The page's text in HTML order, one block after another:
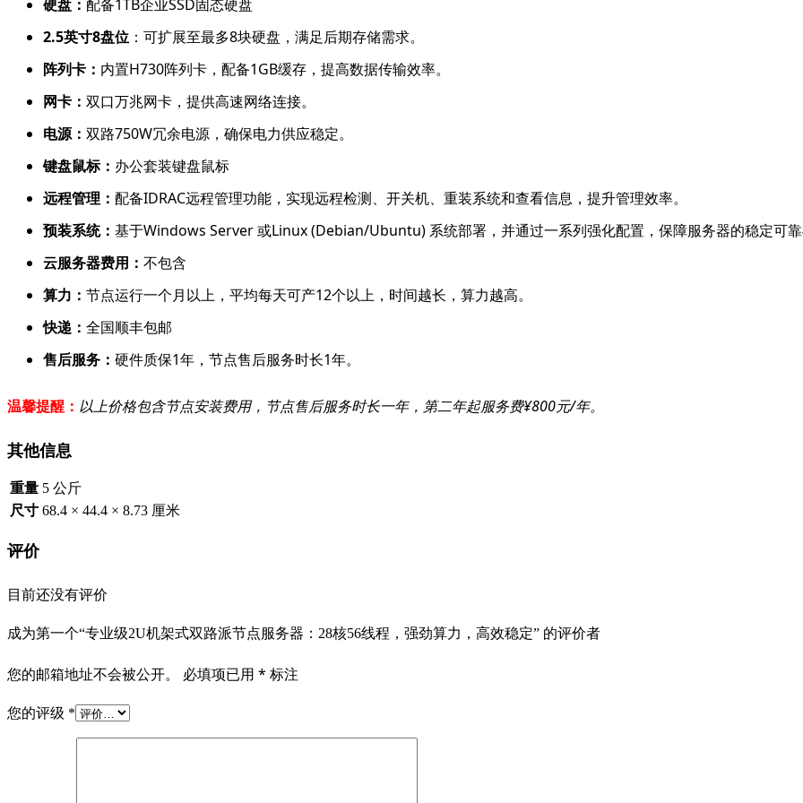
硬盘： 配备1TB企业SSD固态硬盘
2.5英寸8盘位 ：可扩展至最多8块硬盘，满足后期存储需求。
阵列卡： 内置H730阵列卡，配备1GB缓存，提高数据传输效率。
网卡： 双口万兆网卡，提供高速网络连接。
电源： 双路750W冗余电源，确保电力供应稳定。
键盘鼠标： 办公套装键盘鼠标
远程管理： 配备IDRAC远程管理功能，实现远程检测、开关机、重装系统和查看信息，提升管理效率。
预装系统： 基于Windows Server 或Linux (Debian/Ubuntu) 系统部署，并通过一系列强化配置，保障服务器的稳定可靠
云服务器费用： 不包含
算力： 节点运行一个月以上，平均每天可产12个以上，时间越长，算力越高。
快递： 全国顺丰包邮
售后服务： 硬件质保1年，节点售后服务时长1年。
温馨提醒： 以上价格包含节点安装费用，节点售后服务时长一年，第二年起服务费¥800元/年。
其他信息
重量 5 公斤
尺寸 68.4 × 44.4 × 8.73 厘米
评价
目前还没有评价
成为第一个“专业级2U机架式双路派节点服务器：28核56线程，强劲算力，高效稳定” 的评价者
您的邮箱地址不会被公开。 必填项已用 * 标注
您的评级 *